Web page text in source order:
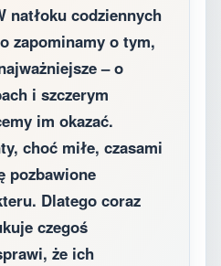
natłoku codziennych
zapominamy o tym,
– o
i szczerym
im okazać.
choć miłe, czasami
pozbawione
Dlatego coraz
czegoś
że ich